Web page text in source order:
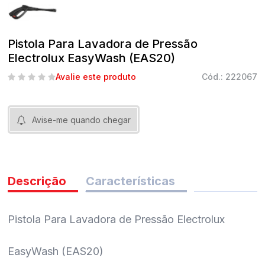
Panex
Pistola Para Lavadora de Pressão
Electrolux EasyWash (EAS20)
Avalie este produto Cód.: 222067
Avise-me quando chegar
Descrição
Pistola Para Lavadora de Pressão Electrolux
EasyWash (EAS20)
Características